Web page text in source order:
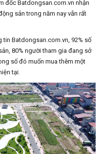
đốc Batdongsan.com.vn nhận
sản trong năm nay vẫn rất
tin Batdongsan.com.vn, 92% số
80% người tham gia đang sở
số đó muốn mua thêm một
tại.